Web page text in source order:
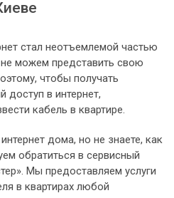
стал неотъемлемой частью
можем представить свою
чтобы получать
доступ в интернет,
кабель в квартире.
дома, но не знаете, как
обратиться в сервисный
Мы предоставляем услуги
в квартирах любой